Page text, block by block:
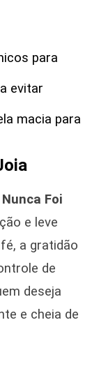
para
evitar
macia para
Foi
e leve
a gratidão
de
deseja
e cheia de